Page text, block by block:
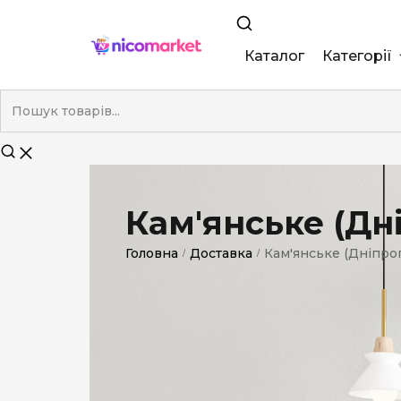
Каталог Категорії
Nano
Без фільтра
Смакові
Кам'янське
Головна / Доставка / Кам'янське